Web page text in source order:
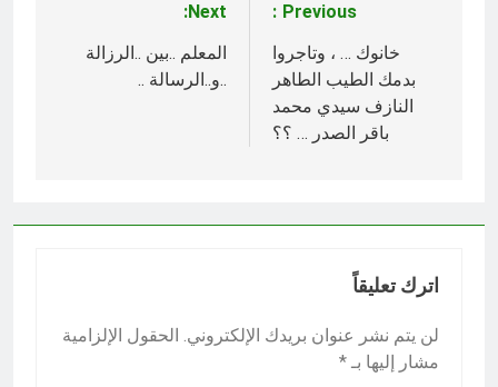
المقالات
Previous:
خانوك … ، وتاجروا
بدمك الطيب الطاهر
النازف سيدي محمد
باقر الصدر … ؟؟
Next:
المعلم ..بين ..الرزالة
..و..الرسالة ..
اترك تعليقاً
لن يتم نشر عنوان بريدك الإلكتروني. الحقول الإلزامية
مشار إليها بـ *